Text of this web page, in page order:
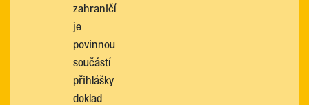
zahraničí
je
povinnou
součástí
přihlášky
doklad